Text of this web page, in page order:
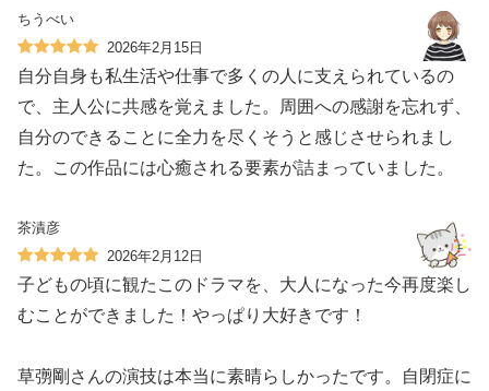
ちうべい
2026年2月15日
自分自身も私生活や仕事で多くの人に支えられているの
で、主人公に共感を覚えました。周囲への感謝を忘れず、
自分のできることに全力を尽くそうと感じさせられまし
た。この作品には心癒される要素が詰まっていました。
茶漬彦
2026年2月12日
子どもの頃に観たこのドラマを、大人になった今再度楽し
むことができました！やっぱり大好きです！
草彅剛さんの演技は本当に素晴らしかったです。自閉症に